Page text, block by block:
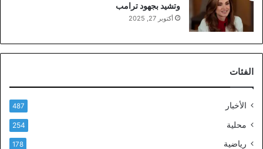
وتشيد بجهود ترامب
أكتوبر 27, 2025
الفئات
الأخبار 487
محلية 254
رياضية 178